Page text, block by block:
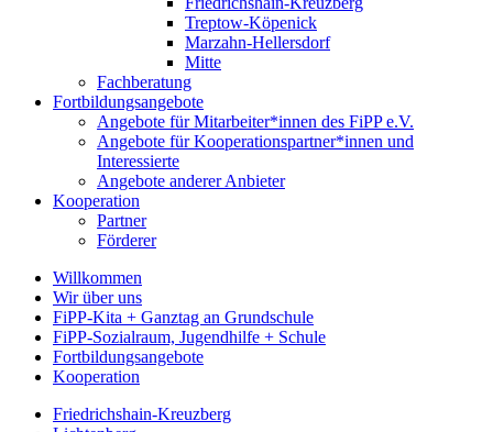
Treptow-Köpenick
Marzahn-Hellersdorf
Mitte
Fachberatung
Fortbildungsangebote
Angebote für Mitarbeiter*innen des FiPP e.V.
Angebote für Kooperationspartner*innen und
Interessierte
Angebote anderer Anbieter
Kooperation
Partner
Förderer
Willkommen
Wir über uns
FiPP-Kita + Ganztag an Grundschule
FiPP-Sozialraum, Jugendhilfe + Schule
Fortbildungsangebote
Kooperation
Friedrichshain-Kreuzberg